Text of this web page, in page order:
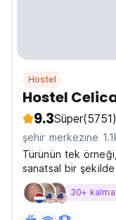
Hostel
Hostel
9.3Süper(5751)
şehir merkezine
Türünün tek
sanatsal bir şekilde
dönüştürülmüş.
30+